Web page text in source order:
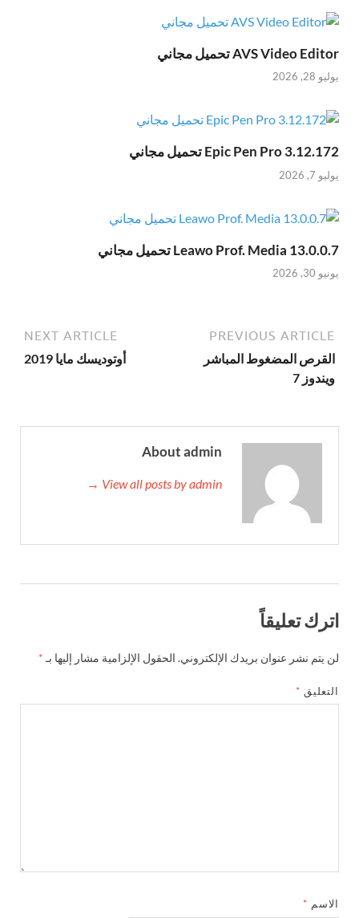
AVS Video Editor تحميل مجاني
يوليو 28, 2026
Epic Pen Pro 3.12.172 تحميل مجاني
يوليو 7, 2026
Leawo Prof. Media 13.0.0.7 تحميل مجاني
يونيو 30, 2026
PREVIOUS ARTICLE
القرص المضغوط المباشر
ويندوز 7
NEXT ARTICLE
أوتوديسك مايا 2019
About admin
View all posts by admin →
اترك تعليقاً
لن يتم نشر عنوان بريدك الإلكتروني. الحقول الإلزامية مشار إليها بـ *
التعليق *
الاسم *